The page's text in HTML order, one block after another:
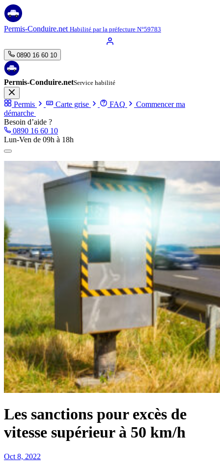
Aller
au
contenu
Permis-Conduire.net Habilité par la préfecture N°59783
0890 16 60 10
Permis-Conduire.netService habilité
Permis Carte grise FAQ
Commencer ma
démarche
Besoin d’aide ?
0890 16 60 10
Lun-Ven de 09h à 18h
Les sanctions pour excès de
vitesse supérieur à 50 km/h
Oct 8, 2022